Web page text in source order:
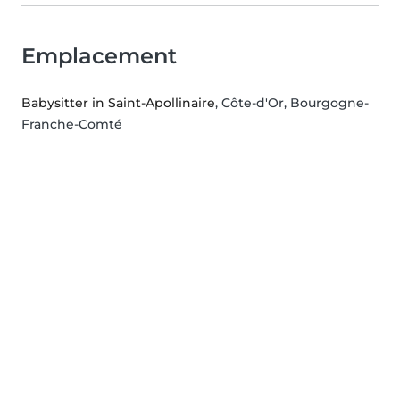
Emplacement
Babysitter in Saint-Apollinaire, Côte-d'Or, Bourgogne-
Franche-Comté